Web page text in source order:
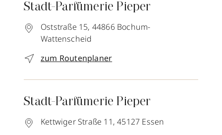
Stadt-Parfümerie Pieper
Oststraße 15, 44866 Bochum-
Wattenscheid
zum Routenplaner
Stadt-Parfümerie Pieper
Kettwiger Straße 11, 45127 Essen